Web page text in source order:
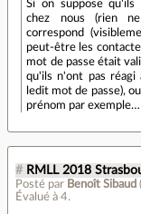
Si on suppose
chez nous (rien
correspond
peut-être les
mot de passe était
qu'ils n'ont pas réagi
ledit mot de passe),
prénom par exemple…
# RMLL 2018
Posté par Benoît Sibaud (
Évalué à 4.